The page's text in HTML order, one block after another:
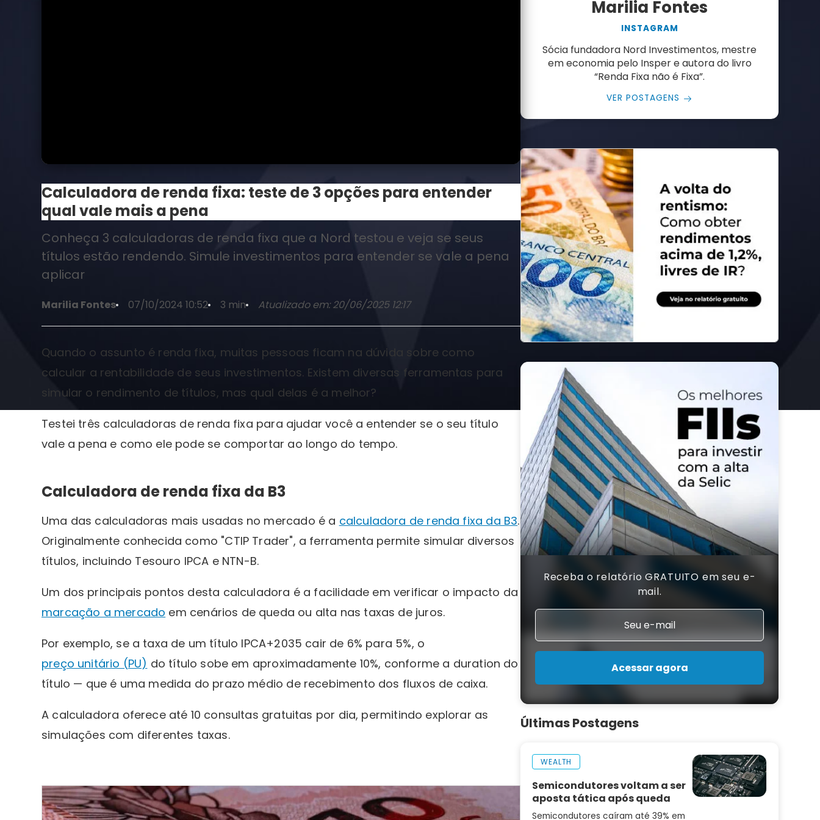
Calculadora de renda fixa: teste de 3 opções para entender
qual vale mais a pena
Conheça 3 calculadoras de renda fixa que a Nord testou e veja se seus
títulos estão rendendo. Simule investimentos para entender se vale a pena
aplicar
Marilia Fontes 07/10/2024 10:52 3 min Atualizado em: 20/06/2025 12:17
Quando o assunto é renda fixa, muitas pessoas ficam na dúvida sobre como
calcular a rentabilidade de seus investimentos. Existem diversas ferramentas para
simular o rendimento de títulos, mas qual delas é a melhor?
Testei três calculadoras de renda fixa para ajudar você a entender se o seu título
vale a pena e como ele pode se comportar ao longo do tempo.
Calculadora de renda fixa da B3
Uma das calculadoras mais usadas no mercado é a calculadora de renda fixa da B3.
Originalmente conhecida como "CTIP Trader", a ferramenta permite simular diversos
títulos, incluindo Tesouro IPCA e NTN-B.
Um dos principais pontos desta calculadora é a facilidade em verificar o impacto da
marcação a mercado em cenários de queda ou alta nas taxas de juros.
Por exemplo, se a taxa de um título IPCA+2035 cair de 6% para 5%, o
preço unitário (PU) do título sobe em aproximadamente 10%, conforme a duration do
título — que é uma medida do prazo médio de recebimento dos fluxos de caixa.
A calculadora oferece até 10 consultas gratuitas por dia, permitindo explorar as
simulações com diferentes taxas.
Marilia Fontes
INSTAGRAM
Sócia fundadora Nord Investimentos, mestre
em economia pelo Insper e autora do livro
“Renda Fixa não é Fixa”.
VER POSTAGENS
Receba o relatório GRATUITO em seu e-
mail.
Acessar agora
Últimas Postagens
WEALTH
Semicondutores voltam a ser
aposta tática após queda
Semicondutores caíram até 39% em